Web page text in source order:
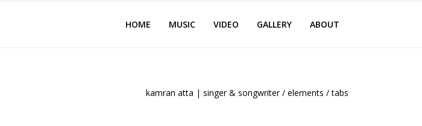
HOME MUSIC VIDEO GALLERY ABOUT
kamran atta | singer & songwriter/ elements /tabs